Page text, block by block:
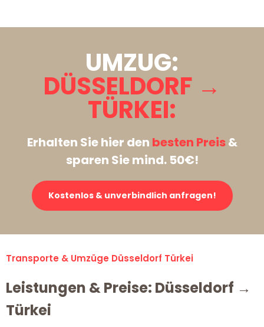
UMZUG:
DÜSSELDORF →
TÜRKEI:
Erhalten Sie hier den besten Preis&
sparen Sie mind. 50€!
Kostenlos & unverbindlich anfragen!
Transporte & Umzüge Düsseldorf Türkei
Leistungen & Preise: Düsseldorf →
Türkei